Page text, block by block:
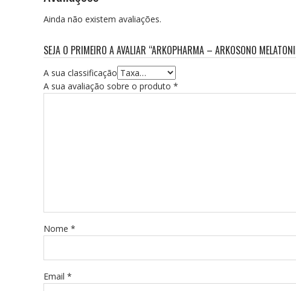
Ainda não existem avaliações.
SEJA O PRIMEIRO A AVALIAR “ARKOPHARMA – ARKOSONO
A sua classificação
A sua avaliação sobre o produto *
Nome *
Email *